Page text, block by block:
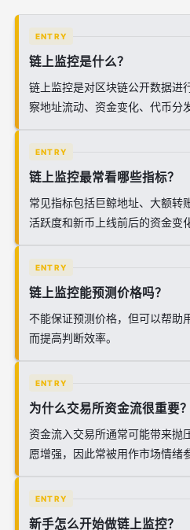
ENTRY
链上监控是什么？
链上监控是对区块链公开数据进
察地址流动、资金变化、代币分
ENTRY
链上监控最常看哪些指标？
常见指标包括巨鲸地址、大额转
活跃度和新币上线前后的资金变化
ENTRY
链上监控能预测价格吗？
不能保证预测价格，但可以帮助
而提高判断效率。
ENTRY
为什么交易所资金流很重要？
资金流入交易所通常可能带来抛
愿增强，因此常被用作市场情绪
ENTRY
新手怎么开始做链上监控？